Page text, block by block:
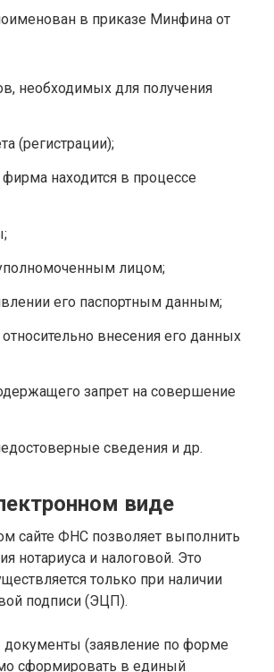
в приказе Минфина от
необходимых для получения
(регистрации);
находится в процессе
лицом;
его паспортным данным;
внесения его данных
запрет на совершение
сведения и др.
виде
сайте ФНС позволяет выполнить
нотариуса и налоговой. Это
только при наличии
подписи (ЭЦП).
(заявление по форме
сформировать в единый